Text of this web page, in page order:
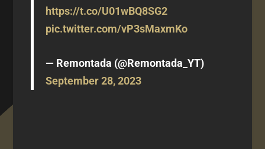
https://t.co/U01wBQ8SG2
pic.twitter.com/vP3sMaxmKo
— Remontada (@Remontada_YT)
September 28, 2023